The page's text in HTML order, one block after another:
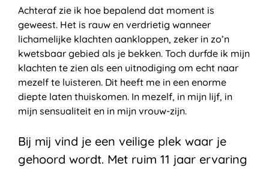
Achteraf zie ik hoe bepalend dat moment is
geweest. Het is rauw en verdrietig wanneer
lichamelijke klachten aankloppen, zeker in zo’n
kwetsbaar gebied als je bekken. Toch durfde ik mijn
klachten te zien als een uitnodiging om echt naar
mezelf te luisteren. Dit heeft me in een enorme
diepte laten thuiskomen. In mezelf, in mijn lijf, in
mijn sensualiteit en in mijn vrouw-zijn.
Bij mij vind je een veilige plek waar je
gehoord wordt. Met ruim 11 jaar ervaring